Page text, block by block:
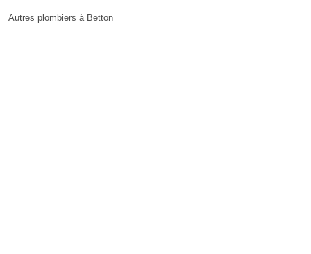
Autres plombiers à Betton